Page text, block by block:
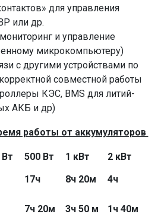
для управления
или др.
и управление
микрокомпьютеру)
с другими устройствами по
совместной работы
КЭС, BMS для литий-
АКБ и др)
работы от аккумуляторов
500 Вт 1 кВт
2 кВт
17ч 8ч 20м
4ч
7ч 20м 3ч 50 м
1ч 40м